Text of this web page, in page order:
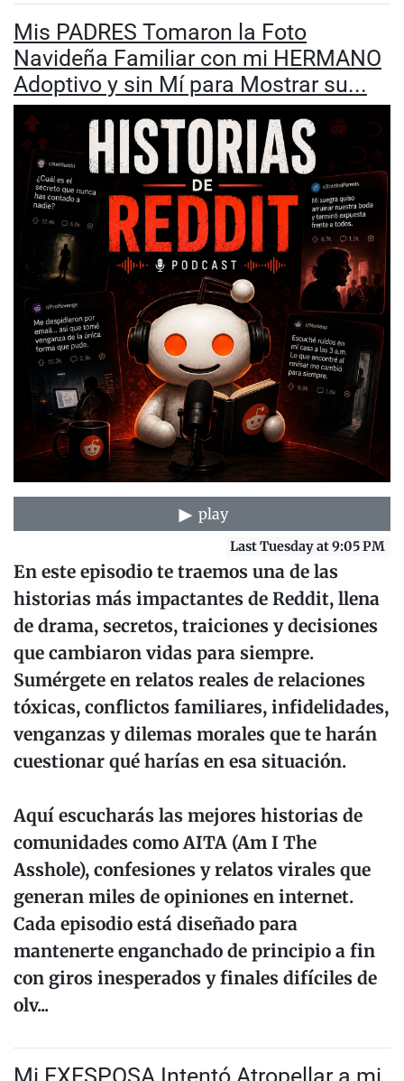
Mis PADRES Tomaron la Foto
Navideña Familiar con mi HERMANO
Adoptivo y sin Mí para Mostrar su...
play
Last Tuesday at 9:05 PM
En este episodio te traemos una de las
historias más impactantes de Reddit, llena
de drama, secretos, traiciones y decisiones
que cambiaron vidas para siempre.
Sumérgete en relatos reales de relaciones
tóxicas, conflictos familiares, infidelidades,
venganzas y dilemas morales que te harán
cuestionar qué harías en esa situación.
Aquí escucharás las mejores historias de
comunidades como AITA (Am I The
Asshole), confesiones y relatos virales que
generan miles de opiniones en internet.
Cada episodio está diseñado para
mantenerte enganchado de principio a fin
con giros inesperados y finales difíciles de
olv...